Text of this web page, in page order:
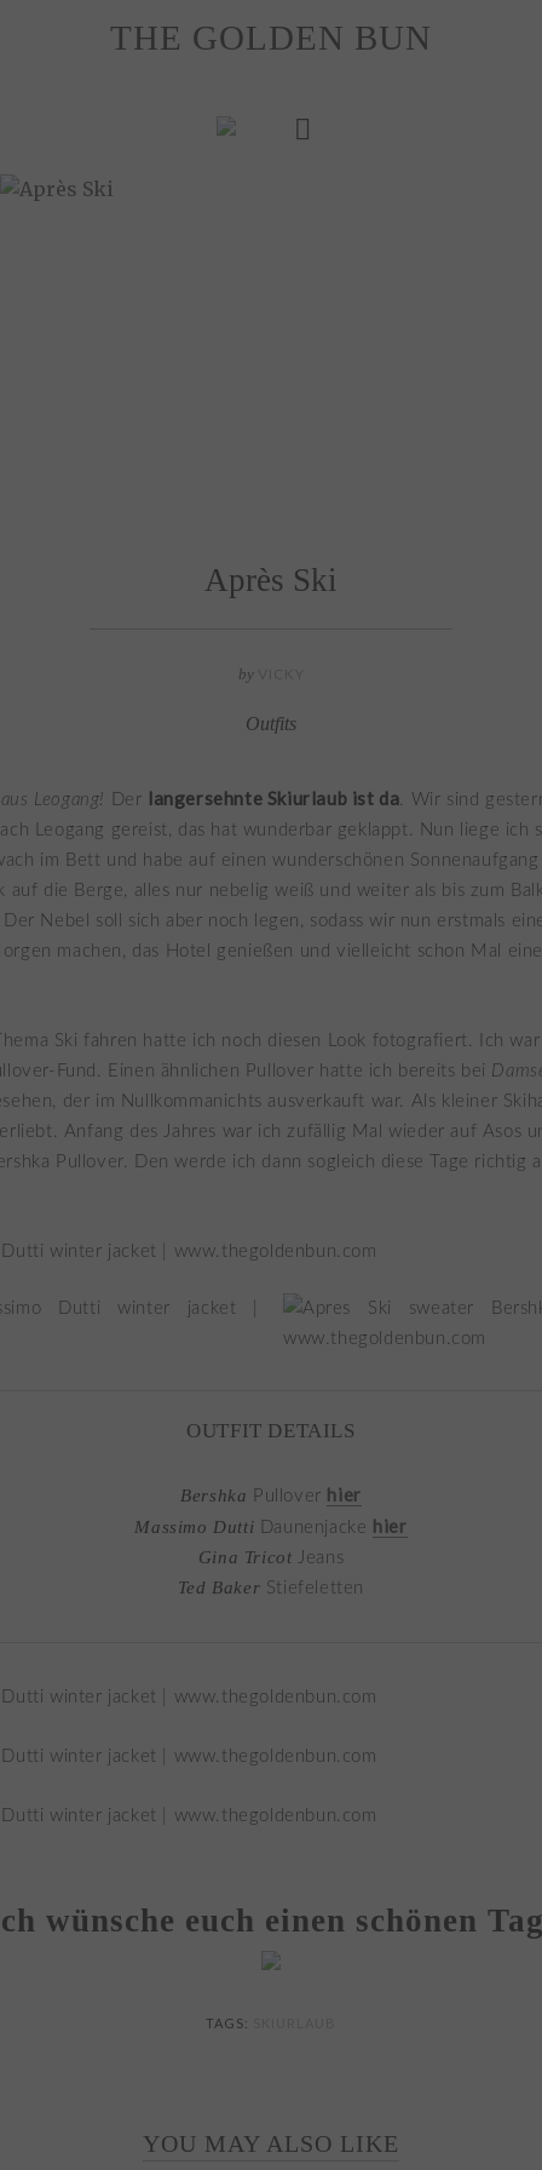
THE GOLDEN BUN
Après Ski
by
Outfits
Leogang! Der langersehnte Skiurlaub ist da. Wir sind
Leogang gereist, das hat wunderbar geklappt. Nun liege ich
im Bett und habe auf einen wunderschönen
auf die Berge, alles nur nebelig weiß und weiter als bis zum
Nebel soll sich aber noch legen, sodass wir nun erstmals
machen, das Hotel genießen und vielleicht schon Mal
Ski fahren hatte ich noch diesen Look fotografiert. Ich
Fund. Einen ähnlichen Pullover hatte ich bereits bei
der im Nullkommanichts ausverkauft war. Als kleiner
Anfang des Jahres war ich zufällig Mal wieder auf Asos
Pullover. Den werde ich dann sogleich diese Tage richtig
OUTFIT DETAILS
Bershka Pullover hier
Massimo Dutti Daunenjacke hier
Gina Tricot Jeans
Ted Baker Stiefeletten
wünsche euch einen schönen
TAGS:
YOU MAY ALSO LIKE